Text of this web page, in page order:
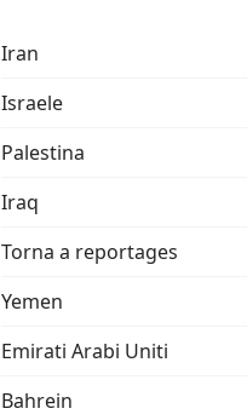
Iran
Israele
Palestina
Iraq
Torna a reportages
Yemen
Emirati Arabi Uniti
Bahrein